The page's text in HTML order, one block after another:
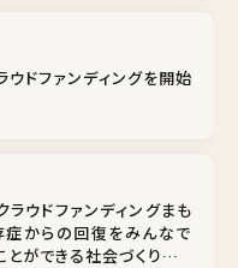
ウドファンディングを開始
ラウドファンディングまも
症からの回復をみんなで
とができる社会づくりをご